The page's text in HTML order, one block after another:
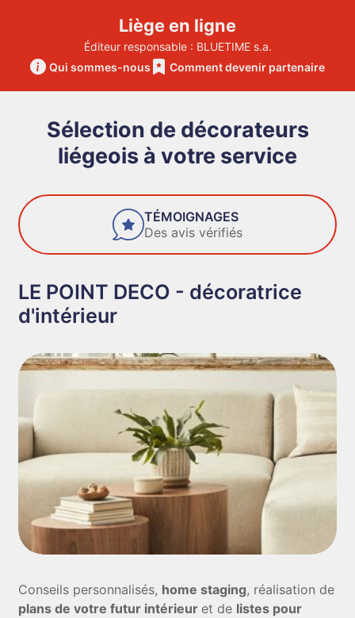
Liège en ligne
Éditeur responsable : BLUETIME s.a.
Qui sommes-nous
Comment devenir partenaire
Sélection de décorateurs
liégeois à votre service
FIABILITÉ
Des entreprises de confiance
LE POINT DECO - décoratrice
d'intérieur
Conseils personnalisés, home staging, réalisation de
plans de votre futur intérieur et de listes pour